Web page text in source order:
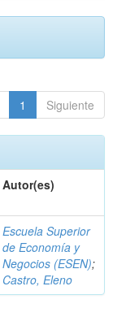
1 Siguiente
Autor(es)
Escuela Superior
de Economía y
Negocios (ESEN);
Castro, Eleno